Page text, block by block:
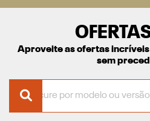
Aproveite as ofertas
sem